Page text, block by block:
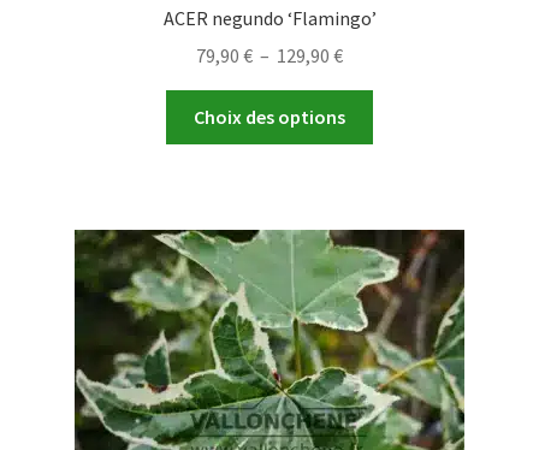
ACER negundo ‘Flamingo’
79,90 € – 129,90 €Plage
prix :
79,90 €
Choix des options
Les
options
peuvent
être
choisies
sur
la